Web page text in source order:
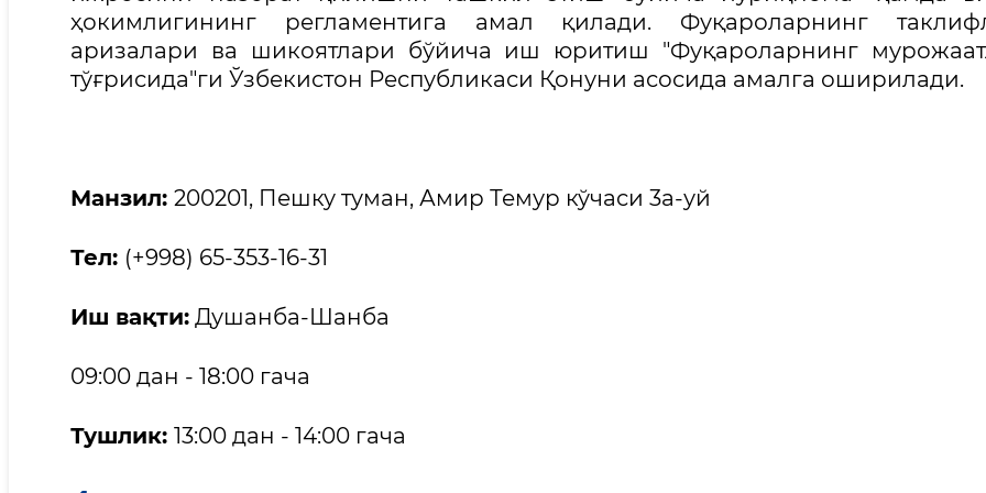
ҳокимлигининг регламентига амал қилади. Фуқароларнинг
аризалари ва шикоятлари бўйича иш юритиш "Фуқароларнинг
тўғрисида"ги Ўзбекистон Республикаси Қонуни асосида амалга оширилади.
Манзил: 200201, Пешку туман, Амир Темур кўчаси 3а-уй
Тел: (+998) 65-353-16-31
Иш вақти: Душанба-Шанба
09:00 дан - 18:00 гача
Тушлик: 13:00 дан - 14:00 гача